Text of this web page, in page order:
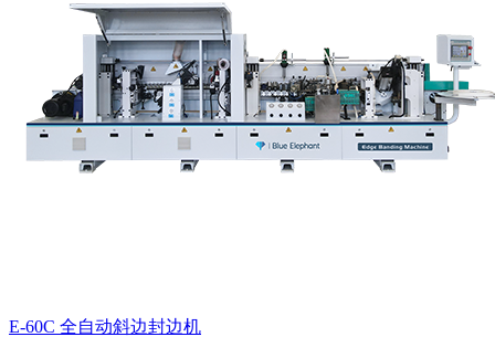
E-60C 全自动斜边封边机